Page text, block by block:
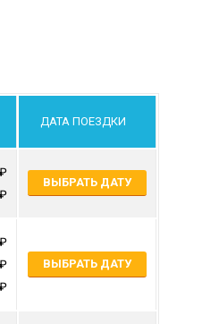
ДАТА ПОЕЗДКИ
ВЫБРАТЬ ДАТУ
ВЫБРАТЬ ДАТУ